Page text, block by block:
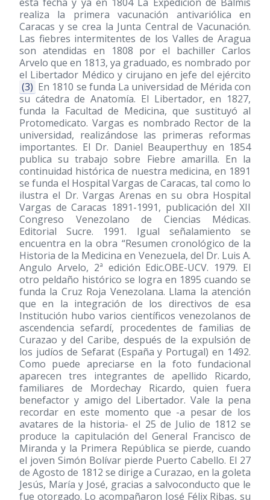
realiza la primera vacunación antivariólica en
Caracas y se crea la Junta Central de Vacunación.
Las fiebres intermitentes de los Valles de Aragua
son atendidas en 1808 por el bachiller Carlos
Arvelo que en 1813, ya graduado, es nombrado por
el Libertador Médico y cirujano en jefe del ejército
(3) En 1810 se funda La universidad de Mérida con
su cátedra de Anatomía. El Libertador, en 1827,
funda la Facultad de Medicina, que sustituyó al
Protomedicato. Vargas es nombrado Rector de la
universidad, realizándose las primeras reformas
importantes. El Dr. Daniel Beauperthuy en 1854
publica su trabajo sobre Fiebre amarilla. En la
continuidad histórica de nuestra medicina, en 1891
se funda el Hospital Vargas de Caracas, tal como lo
ilustra el Dr. Vargas Arenas en su obra Hospital
Vargas de Caracas 1891-1991, publicación del XII
Congreso Venezolano de Ciencias Médicas.
Editorial Sucre. 1991. Igual señalamiento se
encuentra en la obra “Resumen cronológico de la
Historia de la Medicina en Venezuela, del Dr. Luis A.
Angulo Arvelo, 2ª edición Edic.OBE-UCV. 1979. El
otro peldaño histórico se logra en 1895 cuando se
funda la Cruz Roja Venezolana. Llama la atención
que en la integración de los directivos de esa
Institución hubo varios científicos venezolanos de
ascendencia sefardí, procedentes de familias de
Curazao y del Caribe, después de la expulsión de
los judíos de Sefarat (España y Portugal) en 1492.
Como puede apreciarse en la foto fundacional
aparecen tres integrantes de apellido Ricardo,
familiares de Mordechay Ricardo, quien fuera
benefactor y amigo del Libertador. Vale la pena
recordar en este momento que -a pesar de los
avatares de la historia- el 25 de Julio de 1812 se
produce la capitulación del General Francisco de
Miranda y la Primera República se pierde, cuando
el joven Simón Bolívar pierde Puerto Cabello. El 27
de Agosto de 1812 se dirige a Curazao, en la goleta
Jesús, María y José, gracias a salvoconducto que le
fue otorgado. Lo acompañaron José Félix Ribas, su